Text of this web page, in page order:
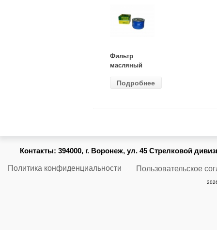
Фильтр
масляный
(MANN) W
Подробнее
Контакты: 394000, г. Воронеж, ул. 45 Стрелковой
Политика конфиденциальности Пользовательское